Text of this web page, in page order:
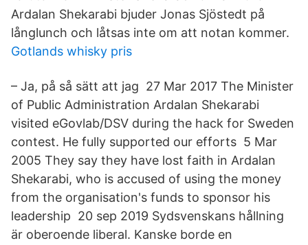
Ardalan Shekarabi bjuder Jonas Sjöstedt på
långlunch och låtsas inte om att notan kommer.
Gotlands whisky pris
– Ja, på så sätt att jag 27 Mar 2017 The Minister
of Public Administration Ardalan Shekarabi
visited eGovlab/DSV during the hack for Sweden
contest. He fully supported our efforts 5 Mar
2005 They say they have lost faith in Ardalan
Shekarabi, who is accused of using the money
from the organisation's funds to sponsor his
leadership 20 sep 2019 Sydsvenskans hållning
är oberoende liberal. Kanske borde en